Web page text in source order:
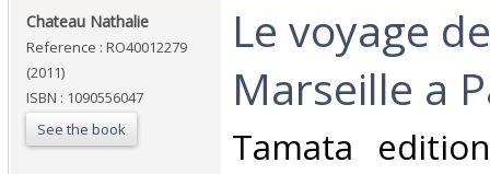
‎Chateau Nathalie‎
Reference : RO40012279
(2011)
ISBN : 1090556047
See the book
‎Le voyage
Marseille a
‎Tamata